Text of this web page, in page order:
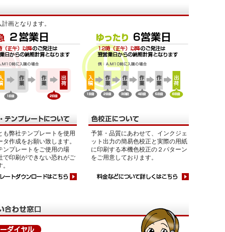
画となります。
も弊社テンプレートを使用
タ作成をお願い致します。
ンプレートをご使用の場
で印刷ができない恐れがご
予算・品質にあわせて、インクジェ
ット出力の簡易色校正と実際の用紙
に印刷する本機色校正の２パターン
をご用意しております。